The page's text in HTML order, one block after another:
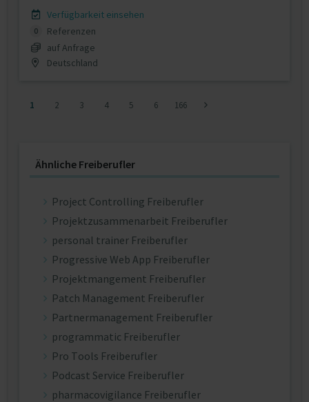
Verfügbarkeit einsehen
0
Referenzen
auf Anfrage
Deutschland
1 2 3 4 5 6 166
Ähnliche Freiberufler
Project Controlling Freiberufler
Projektzusammenarbeit Freiberufler
personal trainer Freiberufler
Progressive Web App Freiberufler
Projektmangement Freiberufler
Patch Management Freiberufler
Partnermanagement Freiberufler
programmatic Freiberufler
Pro Tools Freiberufler
Podcast Service Freiberufler
pharmacovigilance Freiberufler